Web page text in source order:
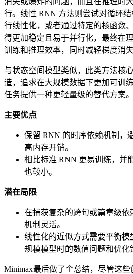
行。线性 RNN 方法则尝试对循环
行线性化，或者通过特定的核函数
得更加稳定且易于并行化，最终在
训练和推理效率，同时减轻梯度消失
与状态空间模型类似，此类方法核
造，追求在大规模数据下更加可训
任务提供一种更轻量级的替代方案。
主要优点
保留 RNN 的时序依赖机制，
高内存开销。
相比标准 RNN 更易训练，并
也较小。
潜在局限
在捕获复杂的跨句或篇章级
机制灵活。
线性化的近似方式需要平衡
规模模型时的数值问题和优化
Minimax最后做了个总结，尽管这些